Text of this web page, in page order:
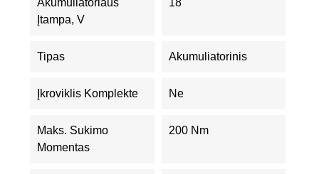
Akumuliatoriaus
Įtampa, V
18
Tipas Akumuliatorinis
Įkroviklis Komplekte Ne
Maks. Sukimo
Momentas
200 Nm